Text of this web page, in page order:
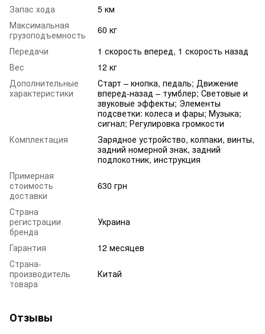
Запас хода
5 км
Максимальная
грузоподъемность
60 кг
Передачи
1 скорость вперед, 1 скорость назад
Вес
12 кг
Дополнительные
характеристики
Старт – кнопка, педаль; Движение
вперед-назад – тумблер; Световые и
звуковые эффекты; Элементы
подсветки: колеса и фары; Музыка;
сигнал; Регулировка громкости
Комплектация
Зарядное устройство, колпаки, винты,
задний номерной знак, задний
подлокотник, инструкция
Примерная
стоимость
доставки
630 грн
Страна
регистрации
бренда
Украина
Гарантия
12 месяцев
Страна-
производитель
товара
Китай
Отзывы